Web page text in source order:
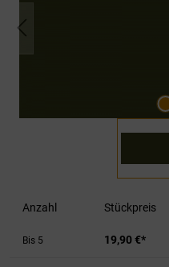
Anzahl Stückpreis
Bis 5 19,90 €*